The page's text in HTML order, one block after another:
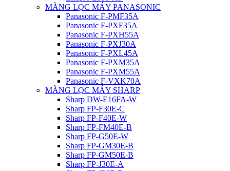
MÀNG LỌC MÁY PANASONIC
Panasonic F-PMF35A
Panasonic F-PXF35A
Panasonic F-PXH55A
Panasonic F-PXJ30A
Panasonic F-PXL45A
Panasonic F-PXM35A
Panasonic F-PXM55A
Panasonic F-VXK70A
MÀNG LỌC MÁY SHARP
Sharp DW-E16FA-W
Sharp FP-F30E-C
Sharp FP-F40E-W
Sharp FP-FM40E-B
Sharp FP-G50E-W
Sharp FP-GM30E-B
Sharp FP-GM50E-B
Sharp FP-J30E-A